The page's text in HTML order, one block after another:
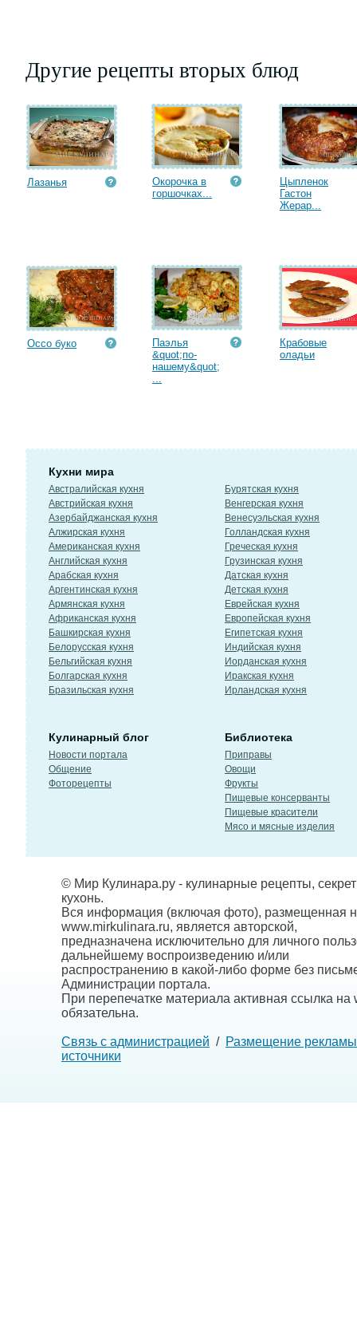
Другие рецепты вторых блюд
Лазанья
Окорочка в
горшочках...
Цыпленок
Гастон
Жерар...
Оссо буко
Паэлья
&quot;по-
нашему&quot;
...
Крабовые
оладьи
Кухни мира
Австралийская кухня
Австрийская кухня
Азербайджанская кухня
Алжирская кухня
Американская кухня
Английская кухня
Арабская кухня
Аргентинская кухня
Армянская кухня
Африканская кухня
Башкирская кухня
Белорусская кухня
Бельгийская кухня
Болгарская кухня
Бразильская кухня
Бурятская кухня
Венгерская кухня
Венесуэльская кухня
Голландская кухня
Греческая кухня
Грузинская кухня
Датская кухня
Детская кухня
Еврейская кухня
Европейская кухня
Египетская кухня
Индийская кухня
Иорданская кухня
Иракская кухня
Ирландская кухня
Кулинарный блог
Новости портала
Общение
Фоторецепты
Библиотека
Приправы
Овощи
Фрукты
Пищевые консерванты
Пищевые красители
Мясо и мясные изделия
© Мир Кулинара.ру - кулинарные рецепты,
кухонь.
Вся информация (включая фото), размещенная
www.mirkulinara.ru, является авторской,
предназначена исключительно для личного
дальнейшему воспроизведению и/или
распространению в какой-либо форме без
Администрации портала.
При перепечатке материала активная ссылка на
обязательна.
Связь с администрацией / Размещение рекламы
источники